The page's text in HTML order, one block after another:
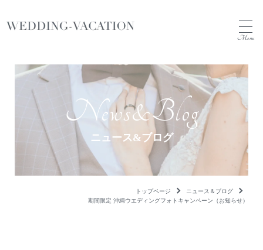
Menu
News&Blog
ニュース&ブログ
トップページ ニュース＆ブログ
期間限定 沖縄ウエディングフォトキャンペーン（お知らせ）